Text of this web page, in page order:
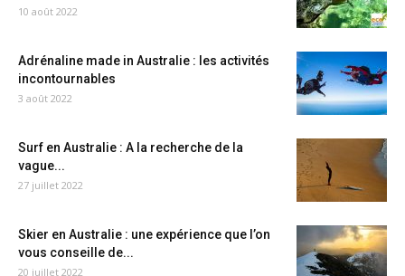
10 août 2022
Adrénaline made in Australie : les activités
incontournables
3 août 2022
Surf en Australie : A la recherche de la
vague...
27 juillet 2022
Skier en Australie : une expérience que l’on
vous conseille de...
20 juillet 2022